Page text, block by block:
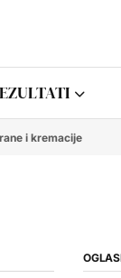
i kremacije